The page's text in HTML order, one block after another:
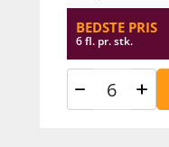
BEDSTE PRIS
6 fl. pr. stk.